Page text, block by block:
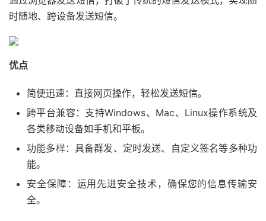
时随地、跨设备发送短信。
优点
简便迅速：直接网页操作，轻松发送短信。
跨平台兼容：支持Windows、Mac、Linux操作系统及
各类移动设备如手机和平板。
功能多样：具备群发、定时发送、自定义签名等多种功
能。
安全保障：运用先进安全技术，确保您的信息传输安
全。